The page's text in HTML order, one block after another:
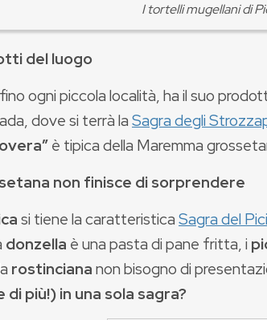
I tortelli mugellani di
del luogo
ogni piccola località, ha il suo
dove si terrà laSagra degli
è tipica della Maremma
non finisce di sorprendere
si tiene la caratteristicaSagra del
donzella è una pasta di pane fritta, i
rostinciananon bisogno di
più!) in una sola sagra?